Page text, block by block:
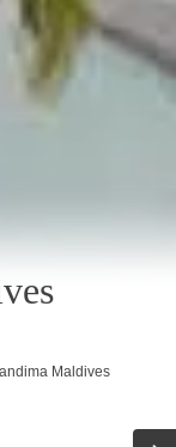
Maldives